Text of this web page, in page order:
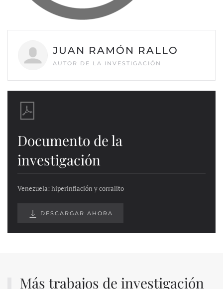
JUAN RAMÓN RALLO
AUTOR DE LA INVESTIGACIÓN
Documento de la
investigación
Venezuela: hiperinflación y corralito
DESCARGAR AHORA
Más trabajos de investigación